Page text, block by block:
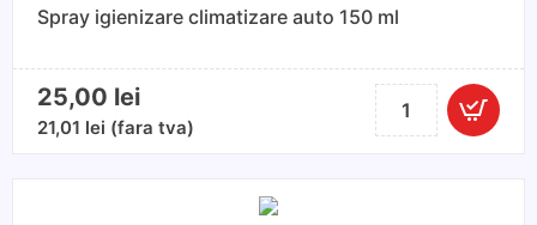
Spray igienizare climatizare auto 150 ml
25,00 lei
21,01 lei (fara tva)
Cantitate
Spray